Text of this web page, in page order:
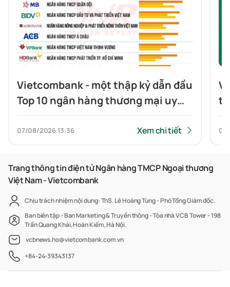
Vietcombank - một thập kỷ dẫn đầu
Top 10 ngân hàng thương mại uy
tín
07/08/2026 13:36 Xem chi tiết
Trang thông tin điện tử Ngân hàng TMCP Ngoại thương
Việt Nam - Vietcombank
Chịu trách nhiệm nội dung: ThS. Lê Hoàng Tùng - Phó Tổng Giám đốc.
Ban biên tập - Ban Marketing & Truyền thông - Tòa nhà VCB Tower - 198
Trần Quang Khải, Hoàn Kiếm, Hà Nội.
vcbnews.ho@vietcombank.com.vn
+84-24-39343137